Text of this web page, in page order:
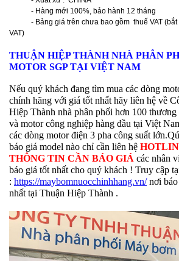
- Hàng mới 100%, bảo hành
- Bảng giá trên chưa bao gồm thuế VAT (bắt
VAT)
THUẬN HIỆP THÀNH NHÀ PHÂN
MOTOR SGP TẠI VIỆT NAM
Nếu quý khách đang tìm mua các dòng
chính hãng với giá tốt nhất hãy liên hệ về
Hiệp Thành nhà phân phối hơn 100
và motor công nghiệp hàng đầu tại Việt
các dòng motor điện 3 pha công suất
báo giá model nào chỉ cần liên hệ
THÔNG TIN CẦN BÁO GIÁ các nhân
báo giá tốt nhất cho quý khách ! Truy cập
: https://maybomnuocchinhhang.vn/nơi báo
nhất tại Thuận Hiệp Thành .